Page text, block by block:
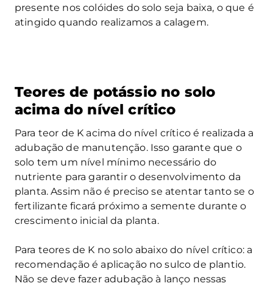
presente nos colóides do solo seja baixa, o que é
atingido quando realizamos a calagem.
Teores de potássio no solo
acima do nível crítico
Para teor de K acima do nível crítico é realizada a
adubação de manutenção. Isso garante que o
solo tem um nível mínimo necessário do
nutriente para garantir o desenvolvimento da
planta. Assim não é preciso se atentar tanto se o
fertilizante ficará próximo a semente durante o
crescimento inicial da planta.
Para teores de K no solo abaixo do nível crítico: a
recomendação é aplicação no sulco de plantio.
Não se deve fazer adubação à lanço nessas